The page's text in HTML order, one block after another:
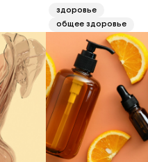
здоровье
общее здоровье